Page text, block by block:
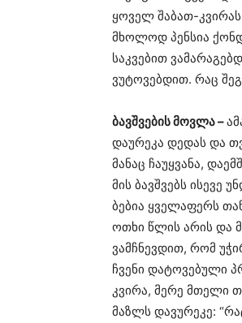
ყოველ შაბათ-
მხოლოდ პენსია
საკვებით
ვუტოვებდით. რაც
ბავშვების მოვლა –
დაურეკა დედას და
მანაც ჩაუყვანა,
მის ბავშვებს
ბებია ყველაფერს
ოთხი წლის არის და
ვამჩნევდით, რომ
ჩვენი დატოვებული
კვირა, მერე მთელი
მაზლს დავურეკე: